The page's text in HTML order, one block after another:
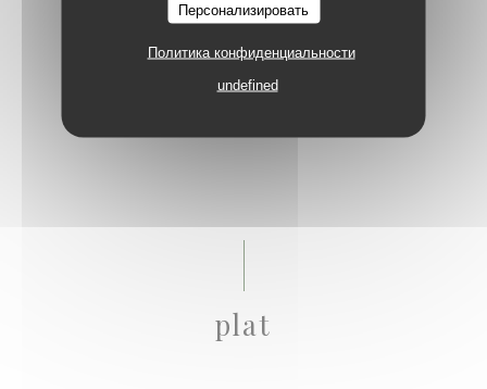
Персонализировать
Политика конфиденциальности
undefined
plat